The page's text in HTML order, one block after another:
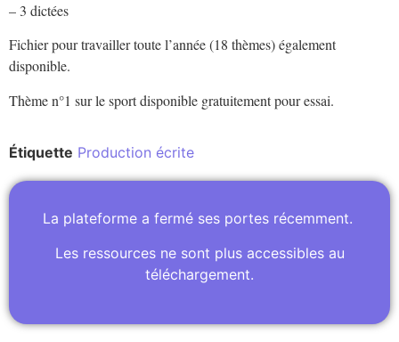
– 3 dictées
Fichier pour travailler toute l’année (18 thèmes) également
disponible.
Thème n°1 sur le sport disponible gratuitement pour essai.
Étiquette Production écrite
La plateforme a fermé ses portes récemment.
Les ressources ne sont plus accessibles au
téléchargement.